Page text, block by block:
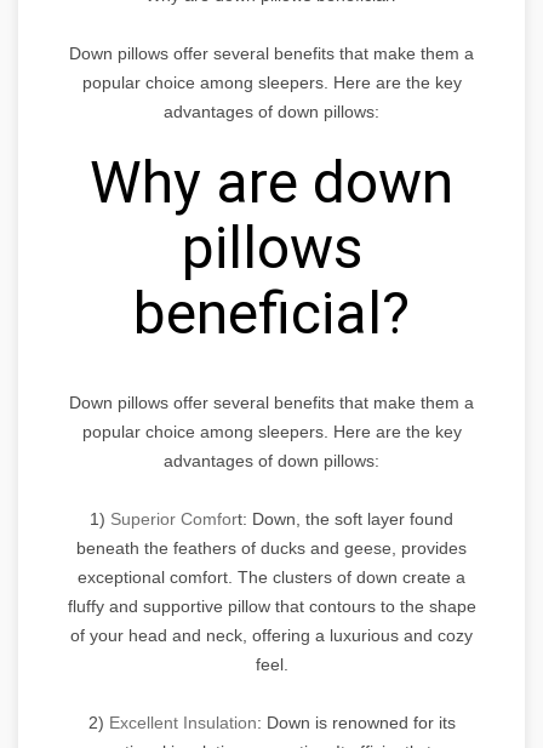
Down pillows offer several benefits that make them a
popular choice among sleepers. Here are the key
advantages of down pillows:
Why are down
pillows
beneficial?
Down pillows offer several benefits that make them a
popular choice among sleepers. Here are the key
advantages of down pillows:
1) Superior Comfort: Down, the soft layer found
beneath the feathers of ducks and geese, provides
exceptional comfort. The clusters of down create a
fluffy and supportive pillow that contours to the shape
of your head and neck, offering a luxurious and cozy
feel.
2) Excellent Insulation: Down is renowned for its